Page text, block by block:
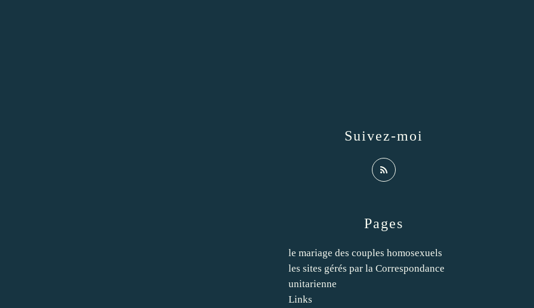
Pages
le mariage des couples homosexuels
les sites gérés par la Correspondance
unitarienne
Links
Suivez-moi